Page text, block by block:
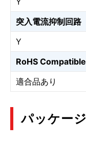
突入電流抑制回路
Y
RoHS
適合品あり
パッケージ